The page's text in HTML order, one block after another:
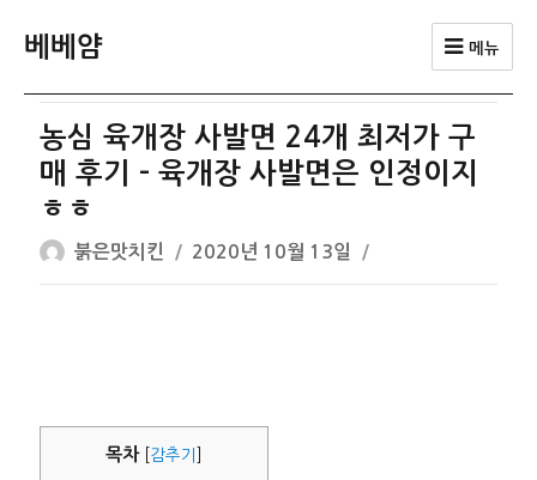
베베얌 메뉴
농심 육개장 사발면 24개 최저가 구
매 후기 – 육개장 사발면은 인정이지
ㅎㅎ
글
쓴
붉은맛치킨
작
성
2020년 10월 13일
목차 감추기